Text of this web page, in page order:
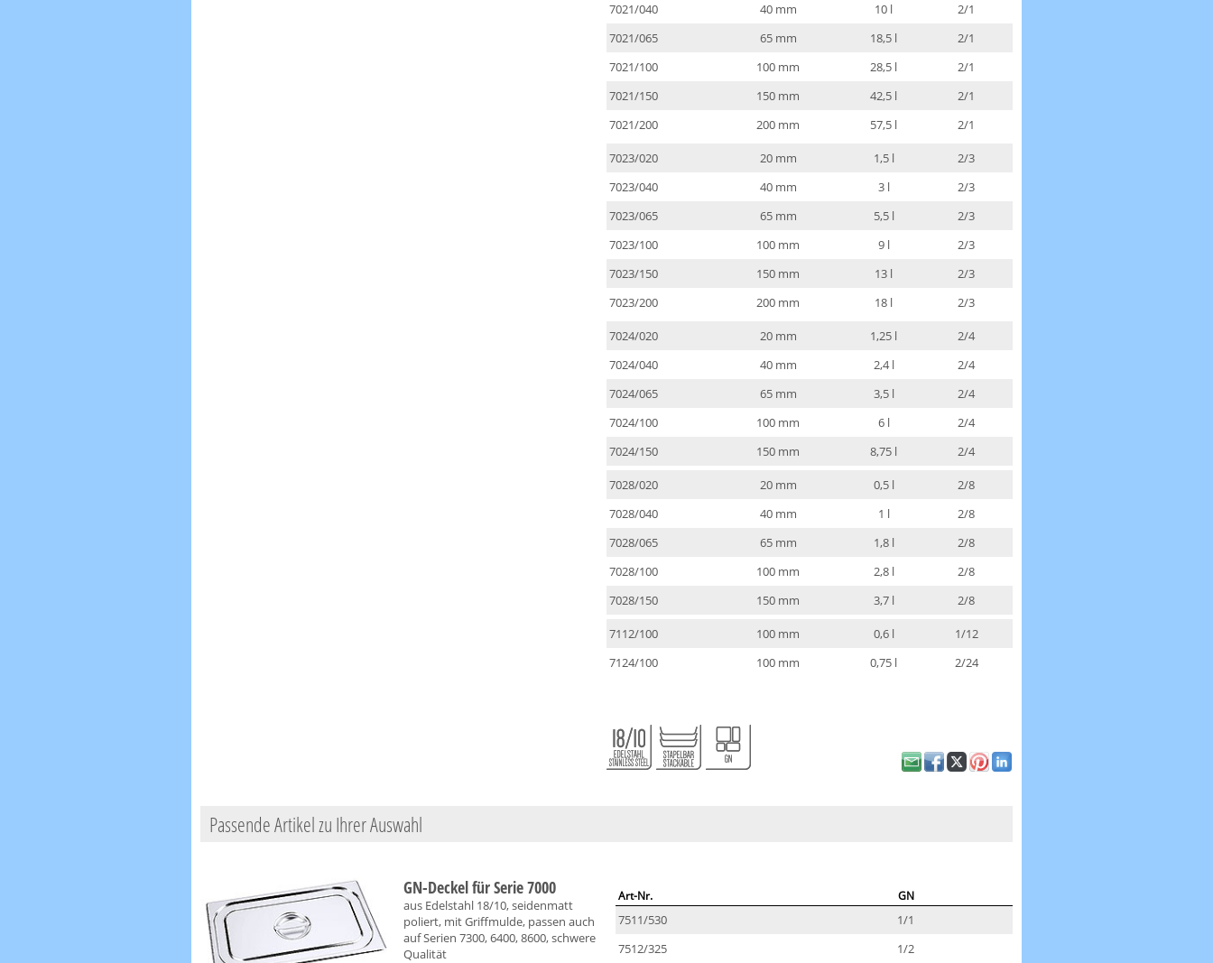
7021/040
40 mm 10 l
2/1
7021/065
65 mm 18,5 l
2/1
7021/100
100 mm 28,5 l
2/1
7021/150
150 mm 42,5 l
2/1
7021/200
200 mm 57,5 l 2/1
7023/020 20 mm 1,5 l
2/3
7023/040
40 mm 3 l
2/3
7023/065
65 mm 5,5 l
2/3
7023/100
100 mm 9 l
2/3
7023/150
150 mm 13 l
2/3
7023/200
200 mm 18 l 2/3
7024/020 20 mm 1,25 l
2/4
7024/040
40 mm 2,4 l
2/4
7024/065
65 mm 3,5 l
2/4
7024/100
100 mm 6 l
2/4
7024/150
150 mm 8,75 l 2/4
7028/020 20 mm 0,5 l
2/8
7028/040
40 mm 1 l
2/8
7028/065
65 mm 1,8 l
2/8
7028/100
100 mm 2,8 l
2/8
7028/150
150 mm 3,7 l 2/8
7112/100 100 mm 0,6 l
1/12
7124/100
100 mm 0,75 l 2/24
Passende Artikel zu Ihrer Auswahl
GN-Deckel für Serie 7000
aus Edelstahl 18/10, seidenmatt
poliert, mit Griffmulde, passen auch
auf Serien 7300, 6400, 8600, schwere
Qualität
Art-Nr. GN
7511/530
1/1
7512/325
1/2